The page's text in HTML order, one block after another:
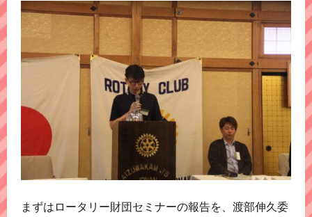
まずはロータリー財団セミナーの報告を、渡部伸久委